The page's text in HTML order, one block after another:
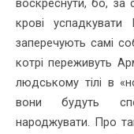
воскреснути, бо, за
крові
заперечують самі
котрі переживуть
людському тілі в
вони будуть
народжувати. Про